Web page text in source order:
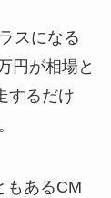
スになる
円が相場と
するだけ
もあるCM